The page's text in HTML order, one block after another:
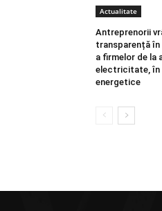
Actualitate
Antreprenorii
transparență
a firmelor de la
electricitate,
energetice